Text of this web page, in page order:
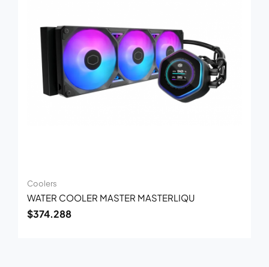
Coolers
WATER COOLER MASTER MASTERLIQU
$374.288